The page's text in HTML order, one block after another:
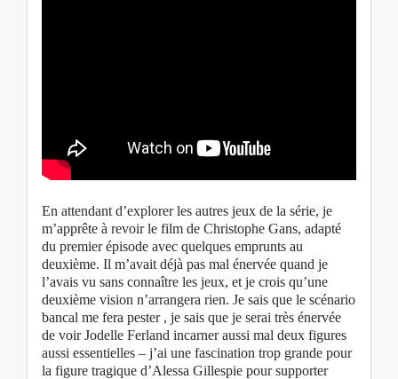
En attendant d’explorer les autres jeux de la série, je
m’apprête à revoir le film de Christophe Gans, adapté
du premier épisode avec quelques emprunts au
deuxième. Il m’avait déjà pas mal énervée quand je
l’avais vu sans connaître les jeux, et je crois qu’une
deuxième vision n’arrangera rien. Je sais que le scénario
bancal me fera pester , je sais que je serai très énervée
de voir Jodelle Ferland incarner aussi mal deux figures
aussi essentielles – j’ai une fascination trop grande pour
la figure tragique d’Alessa Gillespie pour supporter